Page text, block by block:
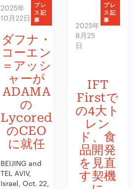
2025年
10月22日
プレ
ス記
事
ダフナ・
コーエン
＝アッシ
ャーが
ADAMA
の
Lycored
のCEO
に就任
BEIJING and
TEL AVIV,
Israel, Oct. 22,
2025年
8月25
日
プレ
ス記
事
IFT
Firstで
の4大ト
レン
ド、食
品開発
を見直
す契機